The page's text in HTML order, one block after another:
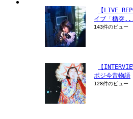
【LIVE
イブ「楯突
143件のビュー
【
ポジ今昔物語
128件のビュー